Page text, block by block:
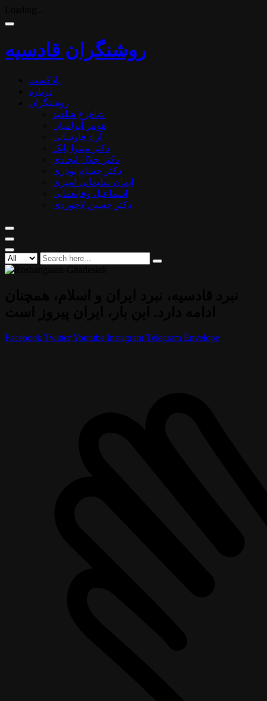
روشنگران قادسیه
پادکست
درباره
روشنگران
شاهرخ شاهید
هومر آبرامیان
آزاد فارسانی
دکتر میترا بابک
دکتر جلال ایجادی
دکتر حسام نوذری
ایمان سلیمانی امیری
اسماعیل وفایغمایی
دکتر حسین لاجوردی
Facebook TwitterYoutube Instagram Telegram Envelope